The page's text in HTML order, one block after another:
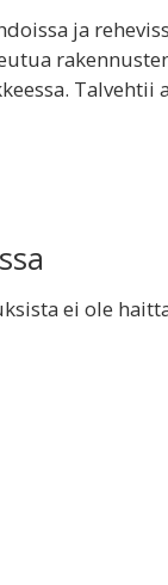
ja
Talvehtii
ei ole